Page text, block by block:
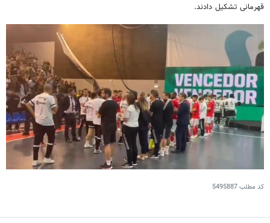
قهرمانی تشکیل دادند.
کد مطلب5495887